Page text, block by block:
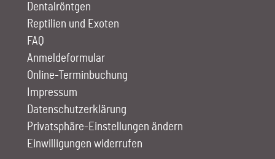
Dentalröntgen
Reptilien und Exoten
FAQ
Anmelde­formular
Online-Terminbuchung
Impressum
Datenschutzerklärung
Privatsphäre-Einstellungen ändern
Einwilligungen widerrufen